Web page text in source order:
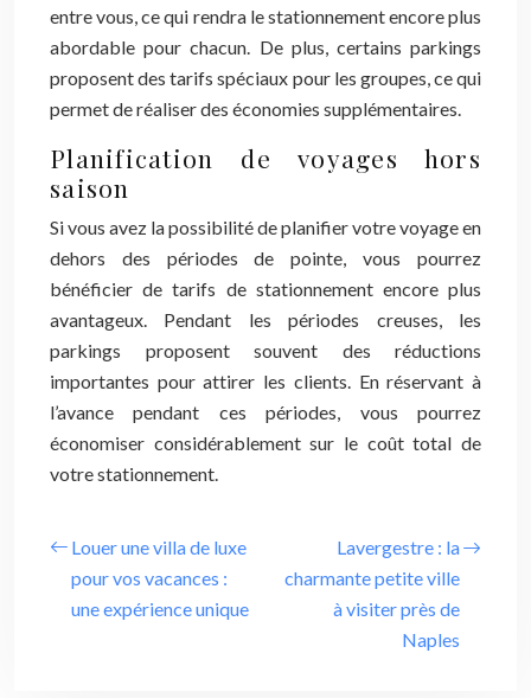
entre vous, ce qui rendra le stationnement encore plus
abordable pour chacun. De plus, certains parkings
proposent des tarifs spéciaux pour les groupes, ce qui
permet de réaliser des économies supplémentaires.
Planification de voyages hors
saison
Si vous avez la possibilité de planifier votre voyage en
dehors des périodes de pointe, vous pourrez
bénéficier de tarifs de stationnement encore plus
avantageux. Pendant les périodes creuses, les
parkings proposent souvent des réductions
importantes pour attirer les clients. En réservant à
l’avance pendant ces périodes, vous pourrez
économiser considérablement sur le coût total de
votre stationnement.
Louer une villa de luxe
pour vos vacances :
une expérience unique
Lavergestre : la
charmante petite ville
à visiter près de
Naples